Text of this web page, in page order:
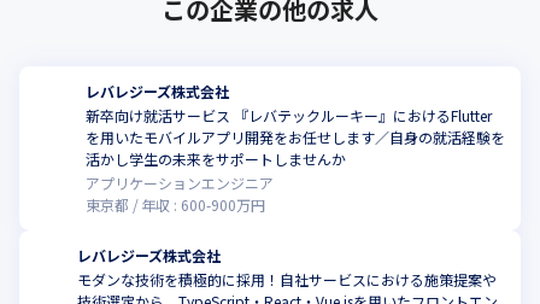
この企業の他の求人
レバレジーズ株式会社
新卒向け就活サービス 『レバテックルーキー』におけるFlutter
を用いたモバイルアプリ開発をお任せします／自身の就活経験を
活かし学生の未来をサポートしませんか
アプリケーションエンジニア
東京都
年収 : 600-900万円
レバレジーズ株式会社
モダンな技術を積極的に採用！自社サービスにおける施策提案や